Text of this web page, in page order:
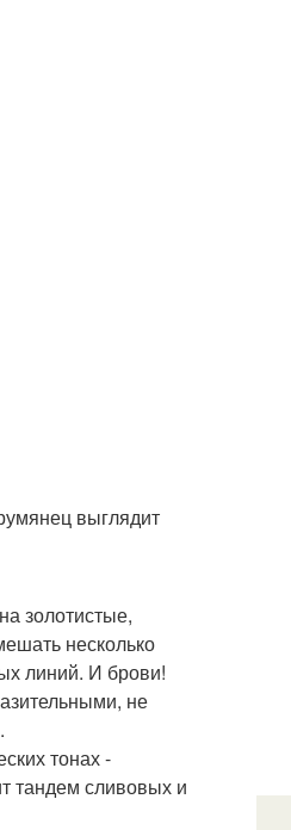
выглядит
золотистые,
несколько
линий. И брови!
не
тонах -
тандем сливовых и